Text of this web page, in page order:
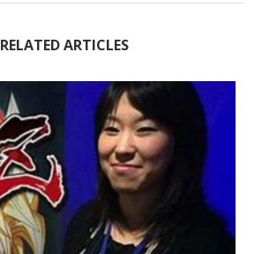
RELATED ARTICLES